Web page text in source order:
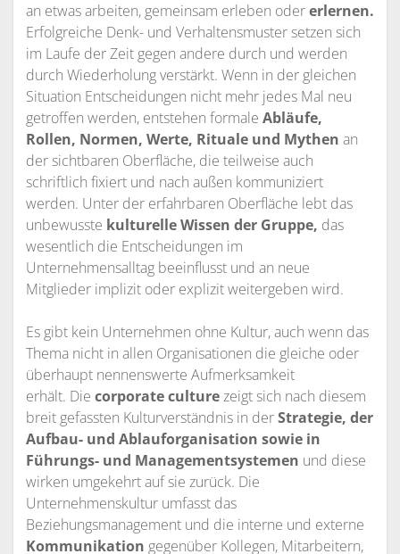
an etwas arbeiten, gemeinsam erleben odererlernen.
Erfolgreiche Denk- und Verhaltensmuster setzen sich
im Laufe der Zeit gegen andere durch und werden
durch Wiederholung verstärkt. Wenn in der gleichen
Situation Entscheidungen nicht mehr jedes Mal neu
getroffen werden, entstehen formale Abläufe,
Rollen, Normen, Werte, Rituale und Mythen an
der sichtbaren Oberfläche, die teilweise auch
schriftlich fixiert und nach außen kommuniziert
werden. Unter der erfahrbaren Oberfläche lebt das
unbewusste kulturelle Wissen der Gruppe, das
wesentlich die Entscheidungen im
Unternehmensalltag beeinflusst und an neue
Mitglieder implizit oder explizit weitergeben wird.
Es gibt kein Unternehmen ohne Kultur, auch wenn das
Thema nicht in allen Organisationen die gleiche oder
überhaupt nennenswerte Aufmerksamkeit
erhält. Die corporate culturezeigt sich nach diesem
breit gefassten Kulturverständnis in derStrategie, der
Aufbau- und Ablauforganisation sowie in
Führungs- und Managementsystemen und diese
wirken umgekehrt auf sie zurück. Die
Unternehmenskultur umfasst das
Beziehungsmanagement und die interne und externe
Kommunikation gegenüber Kollegen, Mitarbeitern,